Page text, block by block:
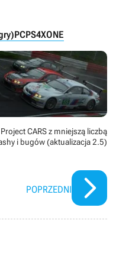
PCPS4XONE
Project CARS z mniejszą liczbą
i bugów (aktualizacja 2.5)
POPRZEDNI